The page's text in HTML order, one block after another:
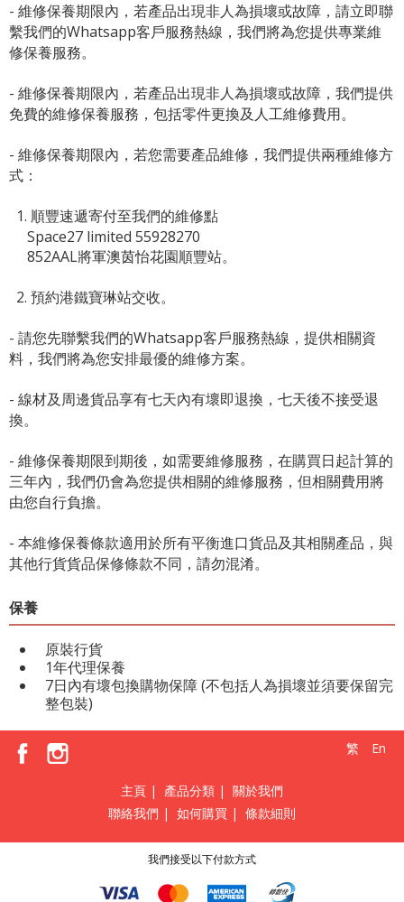
- 維修保養期限內，若產品出現非人為損壞或故障，請立即聯
繫我們的Whatsapp客戶服務熱線，我們將為您提供專業維
修保養服務。
- 維修保養期限內，若產品出現非人為損壞或故障，我們提供
免費的維修保養服務，包括零件更換及人工維修費用。
- 維修保養期限內，若您需要產品維修，我們提供兩種維修方
式：
1. 順豐速遞寄付至我們的維修點
Space27 limited 55928270
852AAL將軍澳茵怡花園順豐站。
2. 預約港鐵寶琳站交收。
- 請您先聯繫我們的Whatsapp客戶服務熱線 ，提供相關資
料，我們將為您安排最優的維修方案。
- 線材及周邊貨品享有七天內有壞即退換，七天後不接受退
換。
- 維修保養期限到期後，如需要維修服務，在購買日起計算的
三年內，我們仍會為您提供相關的維修服務，但相關費用將
由您自行負擔。
- 本維修保養條款適用於所有平衡進口貨品及其相關產品，與
其他行貨貨品保修條款不同，請勿混淆。
保養
原裝行貨
1年代理保養
7日內有壞包換購物保障 (不包括人為損壞並須要保留完
整包裝)
繁 En
主頁 | 產品分類 | 關於我們
聯絡我們 | 如何購買 | 條款細則
我們接受以下付款方式